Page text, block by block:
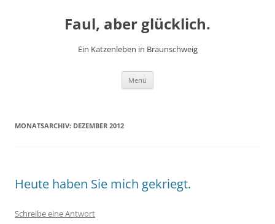
Faul, aber glücklich.
Ein Katzenleben in Braunschweig
Menü
MONATSARCHIV: DEZEMBER 2012
Heute haben Sie mich gekriegt.
Schreibe eine Antwort